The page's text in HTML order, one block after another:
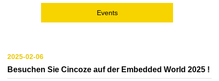
Events
2025-02-06
Besuchen Sie Cincoze auf der Embedded World 2025 !